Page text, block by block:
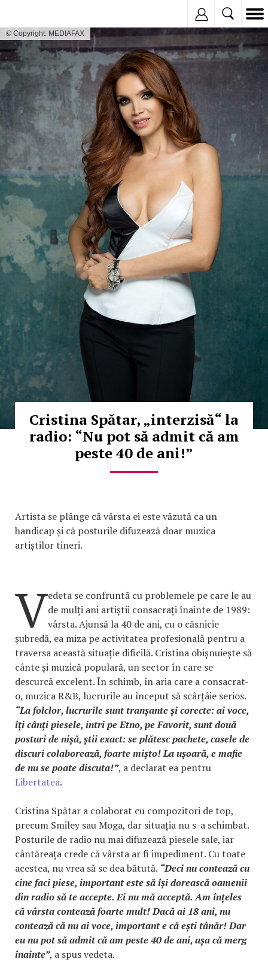
© Copyright: MEDIAFAX
Cristina Spătar, „interzisă“ la
radio: “Nu pot să admit că am
peste 40 de ani!”
Artista se plânge că vârsta ei este văzută ca un
handicap și că posturile difuzează doar muzica
artiștilor tineri.
Vedeta se confruntă cu problemele pe care le au
de mulți ani artiștii consacrați înainte de 1989:
vârsta. Ajunsă la 40 de ani, cu o căsnicie
șubredă, ea miza pe activitatea profesională pentru a
traversa această situație dificilă. Cristina obișnuiește să
cânte și muzică populară, un sector în care se
descurcă excelent. În schimb, în aria care a consacrat-
o, muzica R&B, lucrurile au început să scârțâie serios.
“La folclor, lucrurile sunt tranșante și corecte: ai voce,
îți cânți piesele, intri pe Etno, pe Favorit, sunt două
posturi de nișă, știi exact: se plătesc pachete, casele de
discuri colaborează, foarte mișto! La ușoară, e mafie
de nu se poate discuta!”, a declarat ea pentru
Libertatea.
Cristina Spătar a colaborat cu compozitori de top,
precum Smiley sau Moga, dar situația nu s-a schimbat.
Posturile de radio nu mai difuzează piesele sale, iar
cântăreața crede că vârsta ar fi impediment. Cu toate
acestea, nu vrea să se dea bătută. “Deci nu contează cu
cine faci piese, important este să își dorească oamenii
din radio să te accepte. Ei nu mă acceptă. Am înțeles
că vârsta contează foarte mult! Dacă ai 18 ani, nu
contează că nu ai voce, important e că ești tânăr! Dar
eu nu pot să admit că am peste 40 de ani, așa că merg
înainte”, a spus vedeta.